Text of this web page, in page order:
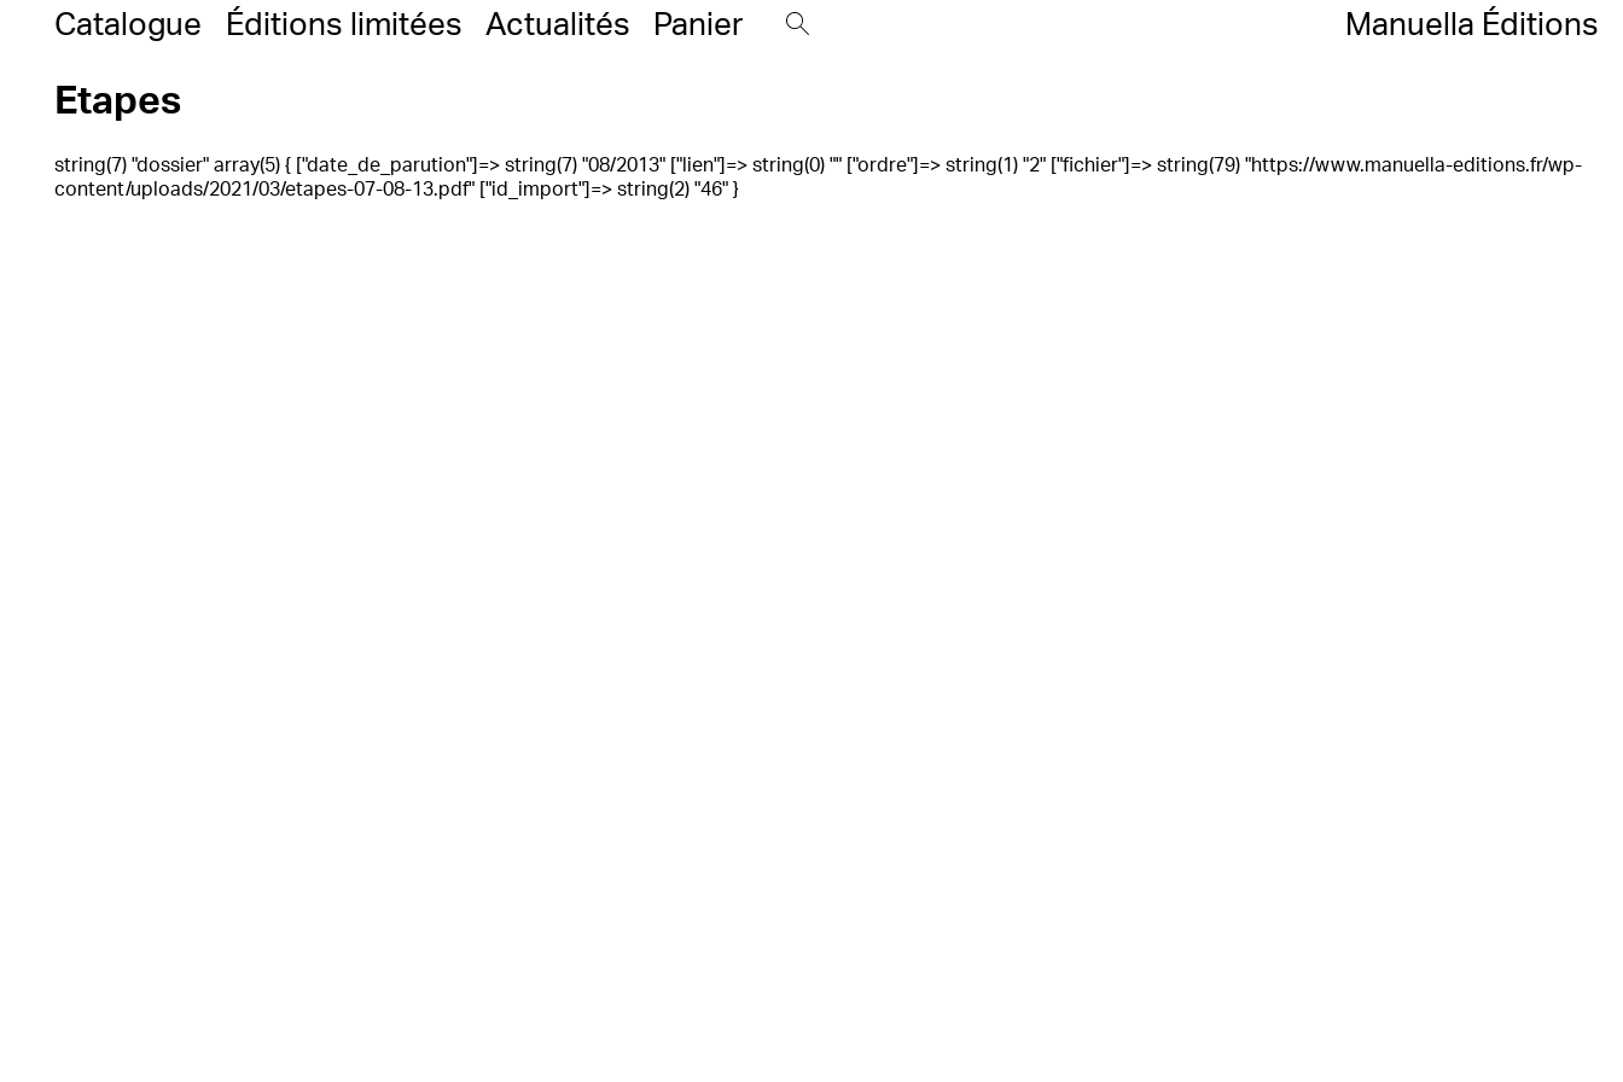
Catalogue Éditions limitées Actualités Panier Manuella Éditions
Etapes
string(7) "dossier" array(5) { ["date_de_parution"]=> string(7) "08/2013" ["lien"]=> string(0) "" ["ordre"]=> string(1) "2" ["fichier"]=> string(79) "https://www.manuella-editions.fr/wp-
content/uploads/2021/03/etapes-07-08-13.pdf" ["id_import"]=> string(2) "46" }